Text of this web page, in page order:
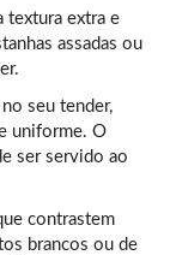
textura extra e
assadas ou
seu tender,
uniforme. O
ser servido ao
contrastem
brancos ou de